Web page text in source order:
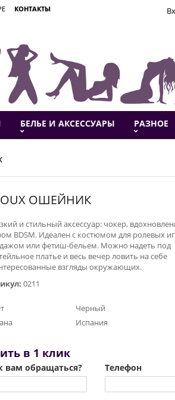
КОНТАКТЫ
БЕЛЬЕ И АКСЕССУАРЫ РАЗНОЕ
ОШЕЙНИК
и стильный аксессуар: чокер,
BDSM. Идеален с костюмом для ролевых
или фетиш-бельем. Можно надеть под
платье и весь вечер ловить на себе
взгляды окружающих.
0211
Черный
Испания
в 1 клик
вам обращаться? Телефон